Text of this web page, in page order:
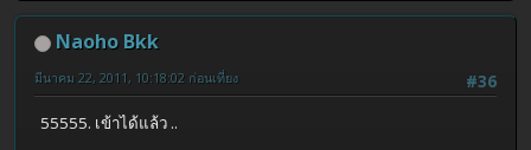
Naoho Bkk
#36
มีนาคม 22, 2011, 10:18:02 ก่อนเที่ยง
55555. เข้าได้แล้ว ..